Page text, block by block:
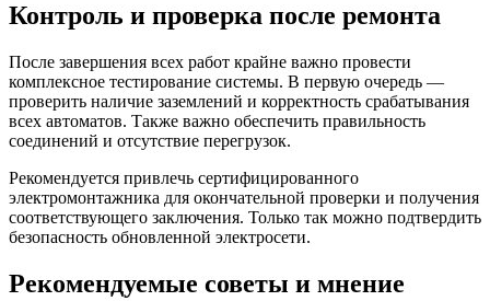
Контроль и проверка после ремонта
После завершения всех работ крайне важно провести
комплексное тестирование системы. В первую очередь —
проверить наличие заземлений и корректность срабатывания
всех автоматов. Также важно обеспечить правильность
соединений и отсутствие перегрузок.
Рекомендуется привлечь сертифицированного
электромонтажника для окончательной проверки и получения
соответствующего заключения. Только так можно подтвердить
безопасность обновленной электросети.
Рекомендуемые советы и мнение